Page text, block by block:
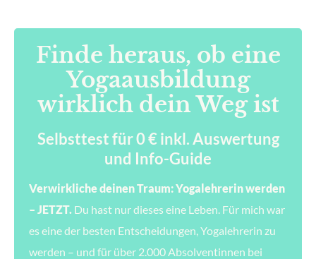
Finde heraus, ob eine
Yogaausbildung
wirklich dein Weg ist
Selbsttest für 0 € inkl. Auswertung
und Info-Guide
Verwirkliche deinen Traum: Yogalehrerin werden
– JETZT. Du hast nur dieses eine Leben. Für mich war
es eine der besten Entscheidungen, Yogalehrerin zu
werden – und für über 2.000 Absolventinnen bei